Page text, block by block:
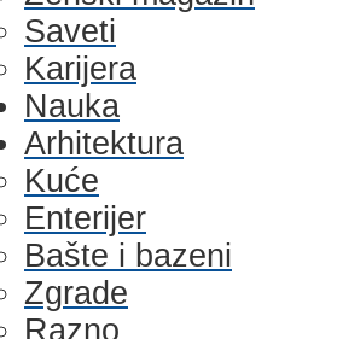
Saveti
Karijera
Nauka
Arhitektura
Kuće
Enterijer
Bašte i bazeni
Zgrade
Razno